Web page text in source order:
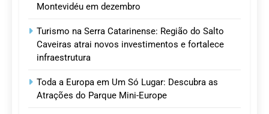
Montevidéu em dezembro
Turismo na Serra Catarinense: Região do Salto
Caveiras atrai novos investimentos e fortalece
infraestrutura
Toda a Europa em Um Só Lugar: Descubra as
Atrações do Parque Mini-Europe